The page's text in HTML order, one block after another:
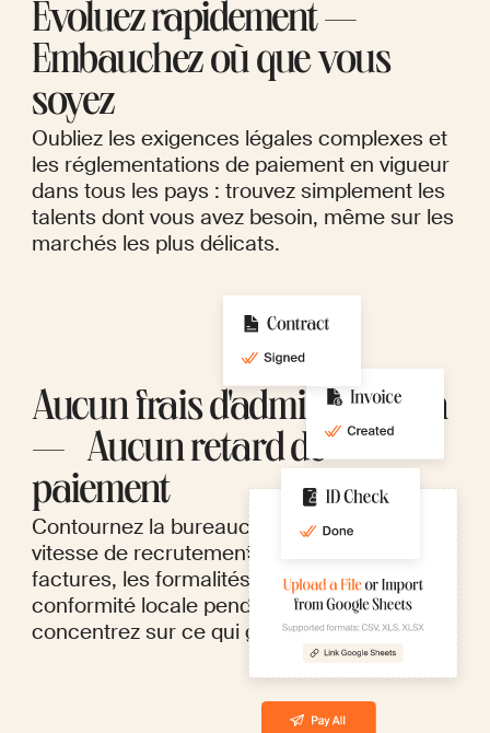
Évoluez rapidement —
Embauchez où que vous
soyez
Oubliez les exigences légales complexes et
les réglementations de paiement en vigueur
dans tous les pays : trouvez simplement les
talents dont vous avez besoin, même sur les
marchés les plus délicats.
Aucun frais d'administration
— Aucun retard de
paiement
Contournez la bureaucratie qui entrave la
vitesse de recrutement. Nous gérons les
factures, les formalités administratives et la
conformité locale pendant que vous vous
concentrez sur ce qui génère des résultats.